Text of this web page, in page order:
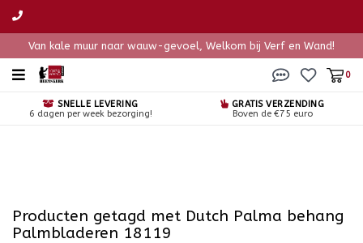
Van kale muur naar wauw-gevoel, Welkom bij Verf en Wand!
0
SNELLE LEVERING
6 dagen per week bezorging!
GRATIS VERZENDING
Boven de €75 euro
Producten getagd met Dutch Palma behang
Palmbladeren 18119